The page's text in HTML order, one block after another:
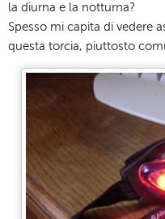
la diurna e la notturna?
Spesso mi capita di vedere
questa torcia, piuttosto